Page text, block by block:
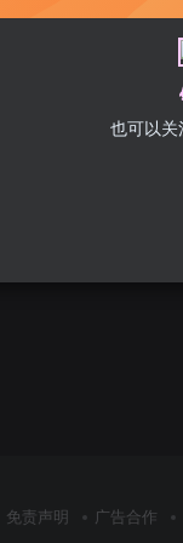
免责声明 广告合作
也可以关